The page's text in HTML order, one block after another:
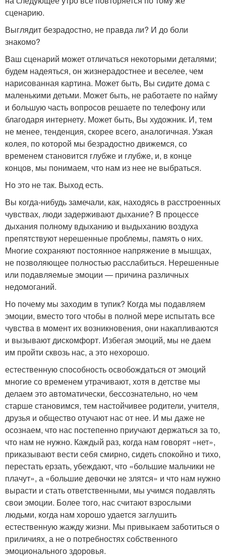
сценарию.
Выглядит безрадостно, не правда ли? И до боли
знакомо?
Ваш сценарий может отличаться некоторыми деталями;
будем надеяться, он жизнерадостнее и веселее, чем
нарисованная картина. Может быть, Вы сидите дома с
маленькими детьми. Может быть, не работаете по найму
и большую часть вопросов решаете по телефону или
благодаря интернету. Может быть, Вы художник. И, тем
не менее, тенденция, скорее всего, аналогичная. Узкая
колея, по которой мы безрадостно движемся, со
временем становится глубже и глубже, и, в конце
концов, мы понимаем, что нам из нее не выбраться.
Но это не так. Выход есть.
Вы когда-нибудь замечали, как, находясь в расстроенных
чувствах, люди задерживают дыхание? В процессе
дыхания полному вдыханию и выдыханию воздуха
препятствуют нерешенные проблемы, память о них.
Многие сохраняют постоянное напряжение в мышцах,
не позволяющее полностью расслабиться. Нерешенные
или подавляемые эмоции — причина различных
недомоганий.
Но почему мы заходим в тупик? Когда мы подавляем
эмоции, вместо того чтобы в полной мере испытать все
чувства в момент их возникновения, они накапливаются
и вызывают дискомфорт. Избегая эмоций, мы не даем
им пройти сквозь нас, а это нехорошо.
естественную способность освобождаться от эмоций
многие со временем утрачивают, хотя в детстве мы
делаем это автоматически, бессознательно, но чем
старше становимся, тем настойчивее родители, учителя,
друзья и общество отучают нас от нее. И мы даже не
осознаем, что нас постепенно приучают держаться за то,
что нам не нужно. Каждый раз, когда нам говорят «нет»,
приказывают вести себя смирно, сидеть спокойно и тихо,
перестать ерзать, убеждают, что «большие мальчики не
плачут», а «большие девочки не злятся» и что нам нужно
вырасти и стать ответственными, мы учимся подавлять
свои эмоции. Более того, нас считают взрослыми
людьми, когда нам хорошо удается заглушить
естественную жажду жизни. Мы привыкаем заботиться о
приличиях, а не о потребностях собственного
эмоционального здоровья.